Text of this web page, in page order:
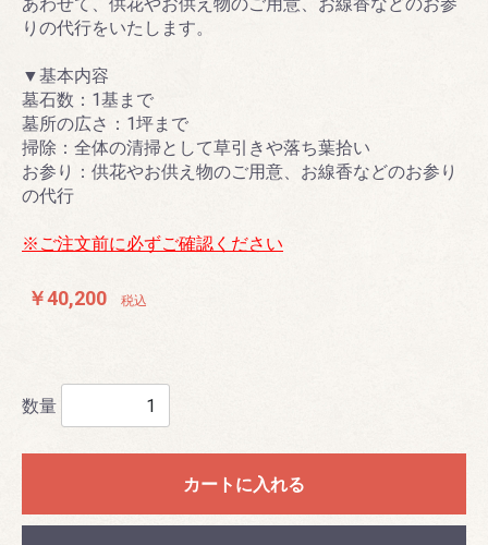
りの代行をいたします。
▼基本内容
墓石数：1基まで
墓所の広さ：1坪まで
掃除：全体の清掃として草引きや落ち葉拾い
お参り：供花やお供え物のご用意、お線香などのお参り
の代行
※ご注文前に必ずご確認ください
￥40,200 税込
数量
カートに入れる